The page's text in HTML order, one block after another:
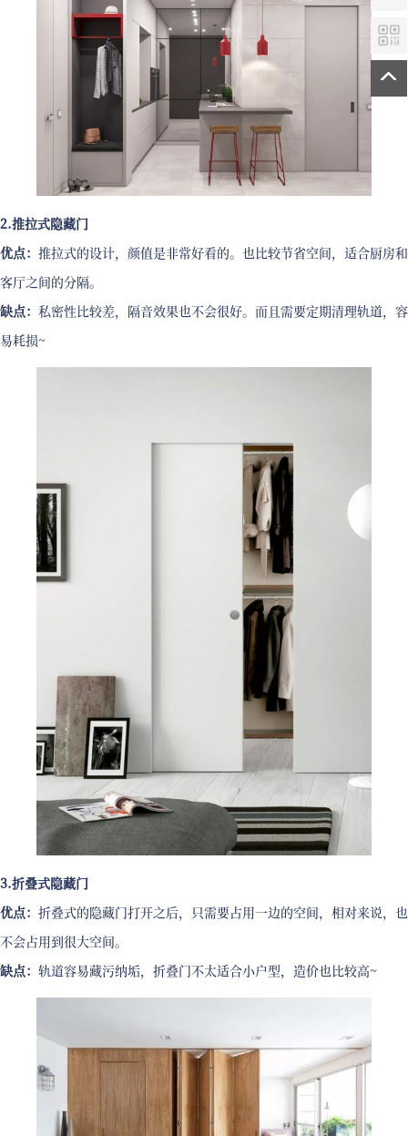
2.推拉式隐藏门
优点： 推拉式的设计，颜值是非常好看的。也比较节省空间，适合厨房和
客厅之间的分隔。
缺点： 私密性比较差，隔音效果也不会很好。而且需要定期清理轨道，容
易耗损~
3.折叠式隐藏门
优点： 折叠式的隐藏门打开之后，只需要占用一边的空间，相对来说，也
不会占用到很大空间。
缺点： 轨道容易藏污纳垢，折叠门不太适合小户型，造价也比较高~